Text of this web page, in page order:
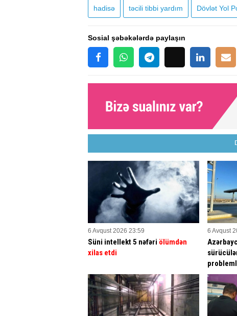
hadisə təcili tibbi yardım Dövlət Yol
Sosial şəbəkələrdə paylaşın
6 Avqust 2026 23:59
Süni intellekt 5 nəfəri ölümdən
xilas etdi
6 Avqust